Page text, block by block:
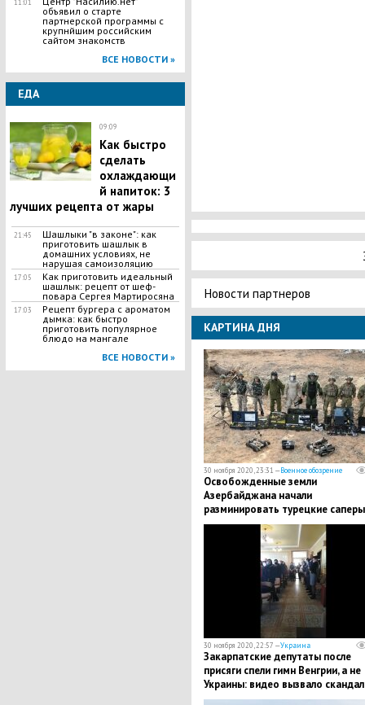
11:01
объявил о старте
партнерской программы с
крупнйшим российским
сайтом знакомств
ВСЕ НОВОСТИ »
ЕДА
09:09
Как быстро
сделать
охлаждающи
й напиток: 3
лучших рецепта от жары
21:45
Шашлыки "в законе": как
приготовить шашлык в
домашних условиях, не
нарушая самоизоляцию
17:05
Как приготовить идеальный
шашлык​: рецепт от шеф-
повара Сергея Мартиросяна
17:03
Рецепт бургера с ароматом
дымка: как быстро
приготовить популярное
блюдо на мангале
ВСЕ НОВОСТИ »
Новости партнеров
КАРТИНА ДНЯ
30 ноября 2020, 23:31 —Военное обозрение
Освобожденные земли
Азербайджана начали
разминировать турецкие саперы
30 ноября 2020, 22:57 —Украина
Закарпатские депутаты после
присяги спели гимн Венгрии, а не
Украины: видео вызвало скандал